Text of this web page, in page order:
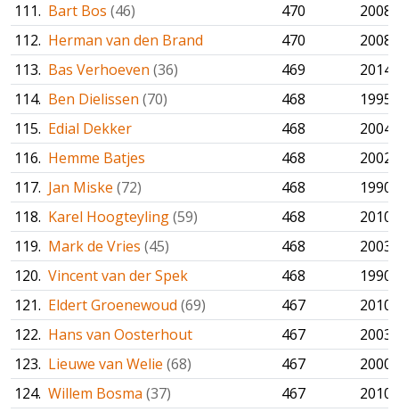
111. Bart Bos (46) 470
2008
112. Herman van den Brand 470
2008
113. Bas Verhoeven (36) 469
2014
114. Ben Dielissen (70) 468
1995
115. Edial Dekker 468
2004
116. Hemme Batjes 468
2002
117. Jan Miske (72) 468
1990
118. Karel Hoogteyling(59) 468
2010
119. Mark de Vries (45) 468
2003
120. Vincent van der Spek 468
1990
121. Eldert Groenewoud (69) 467
2010
122. Hans van Oosterhout 467
2003
123. Lieuwe van Welie (68) 467
2000
124. Willem Bosma (37) 467
2010